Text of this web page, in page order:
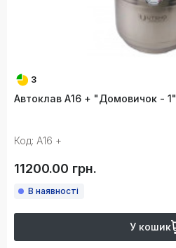
3
Автоклав А16 + "Домовичок - 1"
Код: А16 +
11200.00 грн.
В наявності
У кошик